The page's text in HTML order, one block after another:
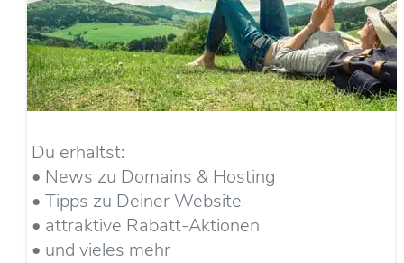
Du erhältst:
• News zu Domains & Hosting
• Tipps zu Deiner Website
• attraktive Rabatt-Aktionen
• und vieles mehr